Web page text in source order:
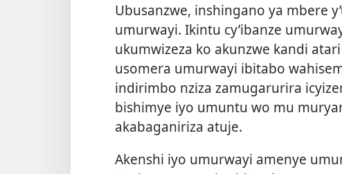
Ubusanzwe, inshingano ya mbere
umurwayi. Ikintu cy’ibanze
ukumwizeza ko akunzwe kandi
usomera umurwayi ibitabo
indirimbo nziza zamugarurira
bishimye iyo umuntu wo mu
akabaganiriza atuje.
Akenshi iyo umurwayi amenye